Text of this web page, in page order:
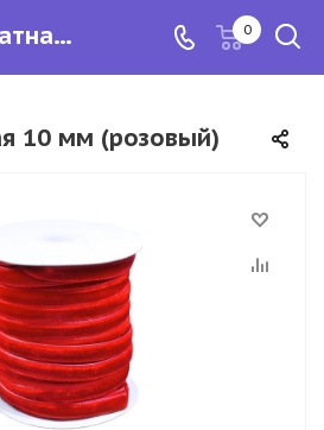
Лента бархатная 10 мм 0
10 мм (розовый)